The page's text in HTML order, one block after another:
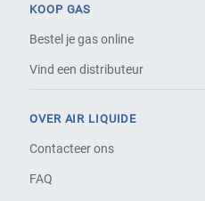
KOOP GAS
Bestel je gas online
Vind een distributeur
OVER AIR LIQUIDE
Contacteer ons
FAQ